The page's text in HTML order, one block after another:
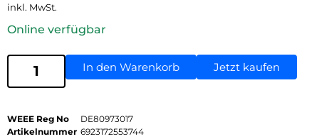
inkl. MwSt.
Online verfügbar
In den Warenkorb Jetzt kaufen
WEEE Reg No
DE80973017
Artikelnummer 6923172553744